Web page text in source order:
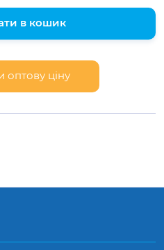
в кошик
оптову ціну